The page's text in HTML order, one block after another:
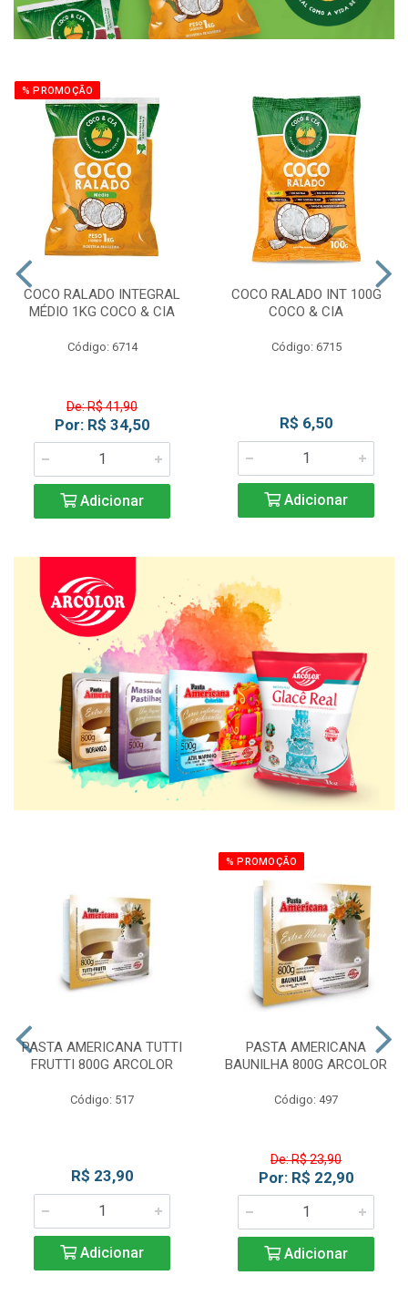
% PROMOÇÃO
COCO RALADO INTEGRAL
MÉDIO 1KG COCO & CIA
Código: 6714
De: R$ 41,90
Por: R$ 34,50
Adicionar
COCO RALADO INT 100G
COCO & CIA
Código: 6715
R$ 6,50
Adicionar
PASTA AMERICANA TUTTI
FRUTTI 800G ARCOLOR
Código: 517
R$ 23,90
Adicionar
% PROMOÇÃO
PASTA AMERICANA
BAUNILHA 800G ARCOLOR
Código: 497
De: R$ 23,90
Por: R$ 22,90
Adicionar